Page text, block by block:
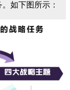
如下图所示：